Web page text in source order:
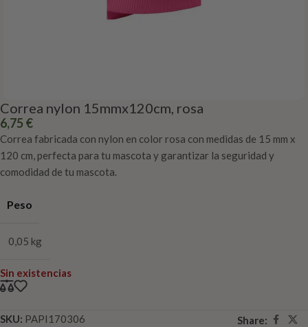
Correa nylon 15mmx120cm, rosa
6,75 €
Correa fabricada con nylon en color rosa con medidas de 15 mm x
120 cm, perfecta para tu mascota y garantizar la seguridad y
comodidad de tu mascota.
Peso
0,05 kg
Sin existencias
SKU: PAPI170306
Share: